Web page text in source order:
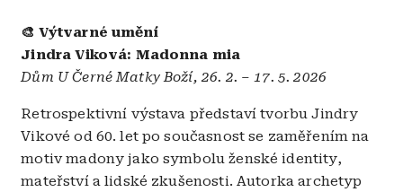
🎨 Výtvarné umění
Jindra Viková: Madonna mia
Dům U Černé Matky Boží, 26. 2. – 17. 5. 2026
Retrospektivní výstava představí tvorbu Jindry
Vikové od 60. let po současnost se zaměřením na
motiv madony jako symbolu ženské identity,
mateřství a lidské zkušenosti. Autorka archetyp